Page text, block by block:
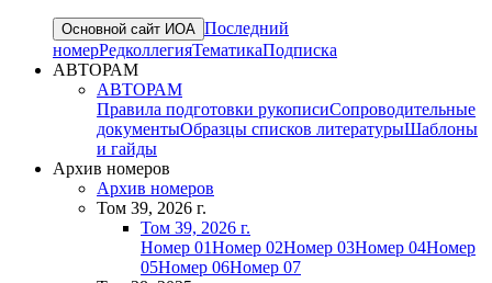
Основной сайт ИОА Последний
номерРедколлегияТематикаПодписка
АВТОРАМ
АВТОРАМ
Правила подготовки рукописиСопроводительные
документыОбразцы списков литературыШаблоны
и гайды
Архив номеров
Архив номеров
Том 39, 2026 г.
Том 39, 2026 г.
Номер 01Номер 02Номер 03Номер 04Номер
05Номер 06Номер 07